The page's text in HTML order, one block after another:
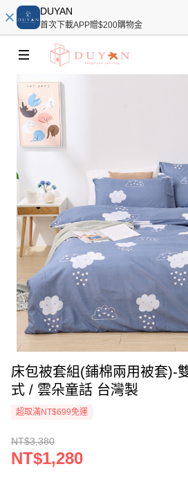
DUYAN
首次下載APP贈$200購物金
床包被套組(鋪棉兩用被套)-
式 / 雲朵童話 台灣製
超取滿NT$699免運
NT$3,380
NT$1,280